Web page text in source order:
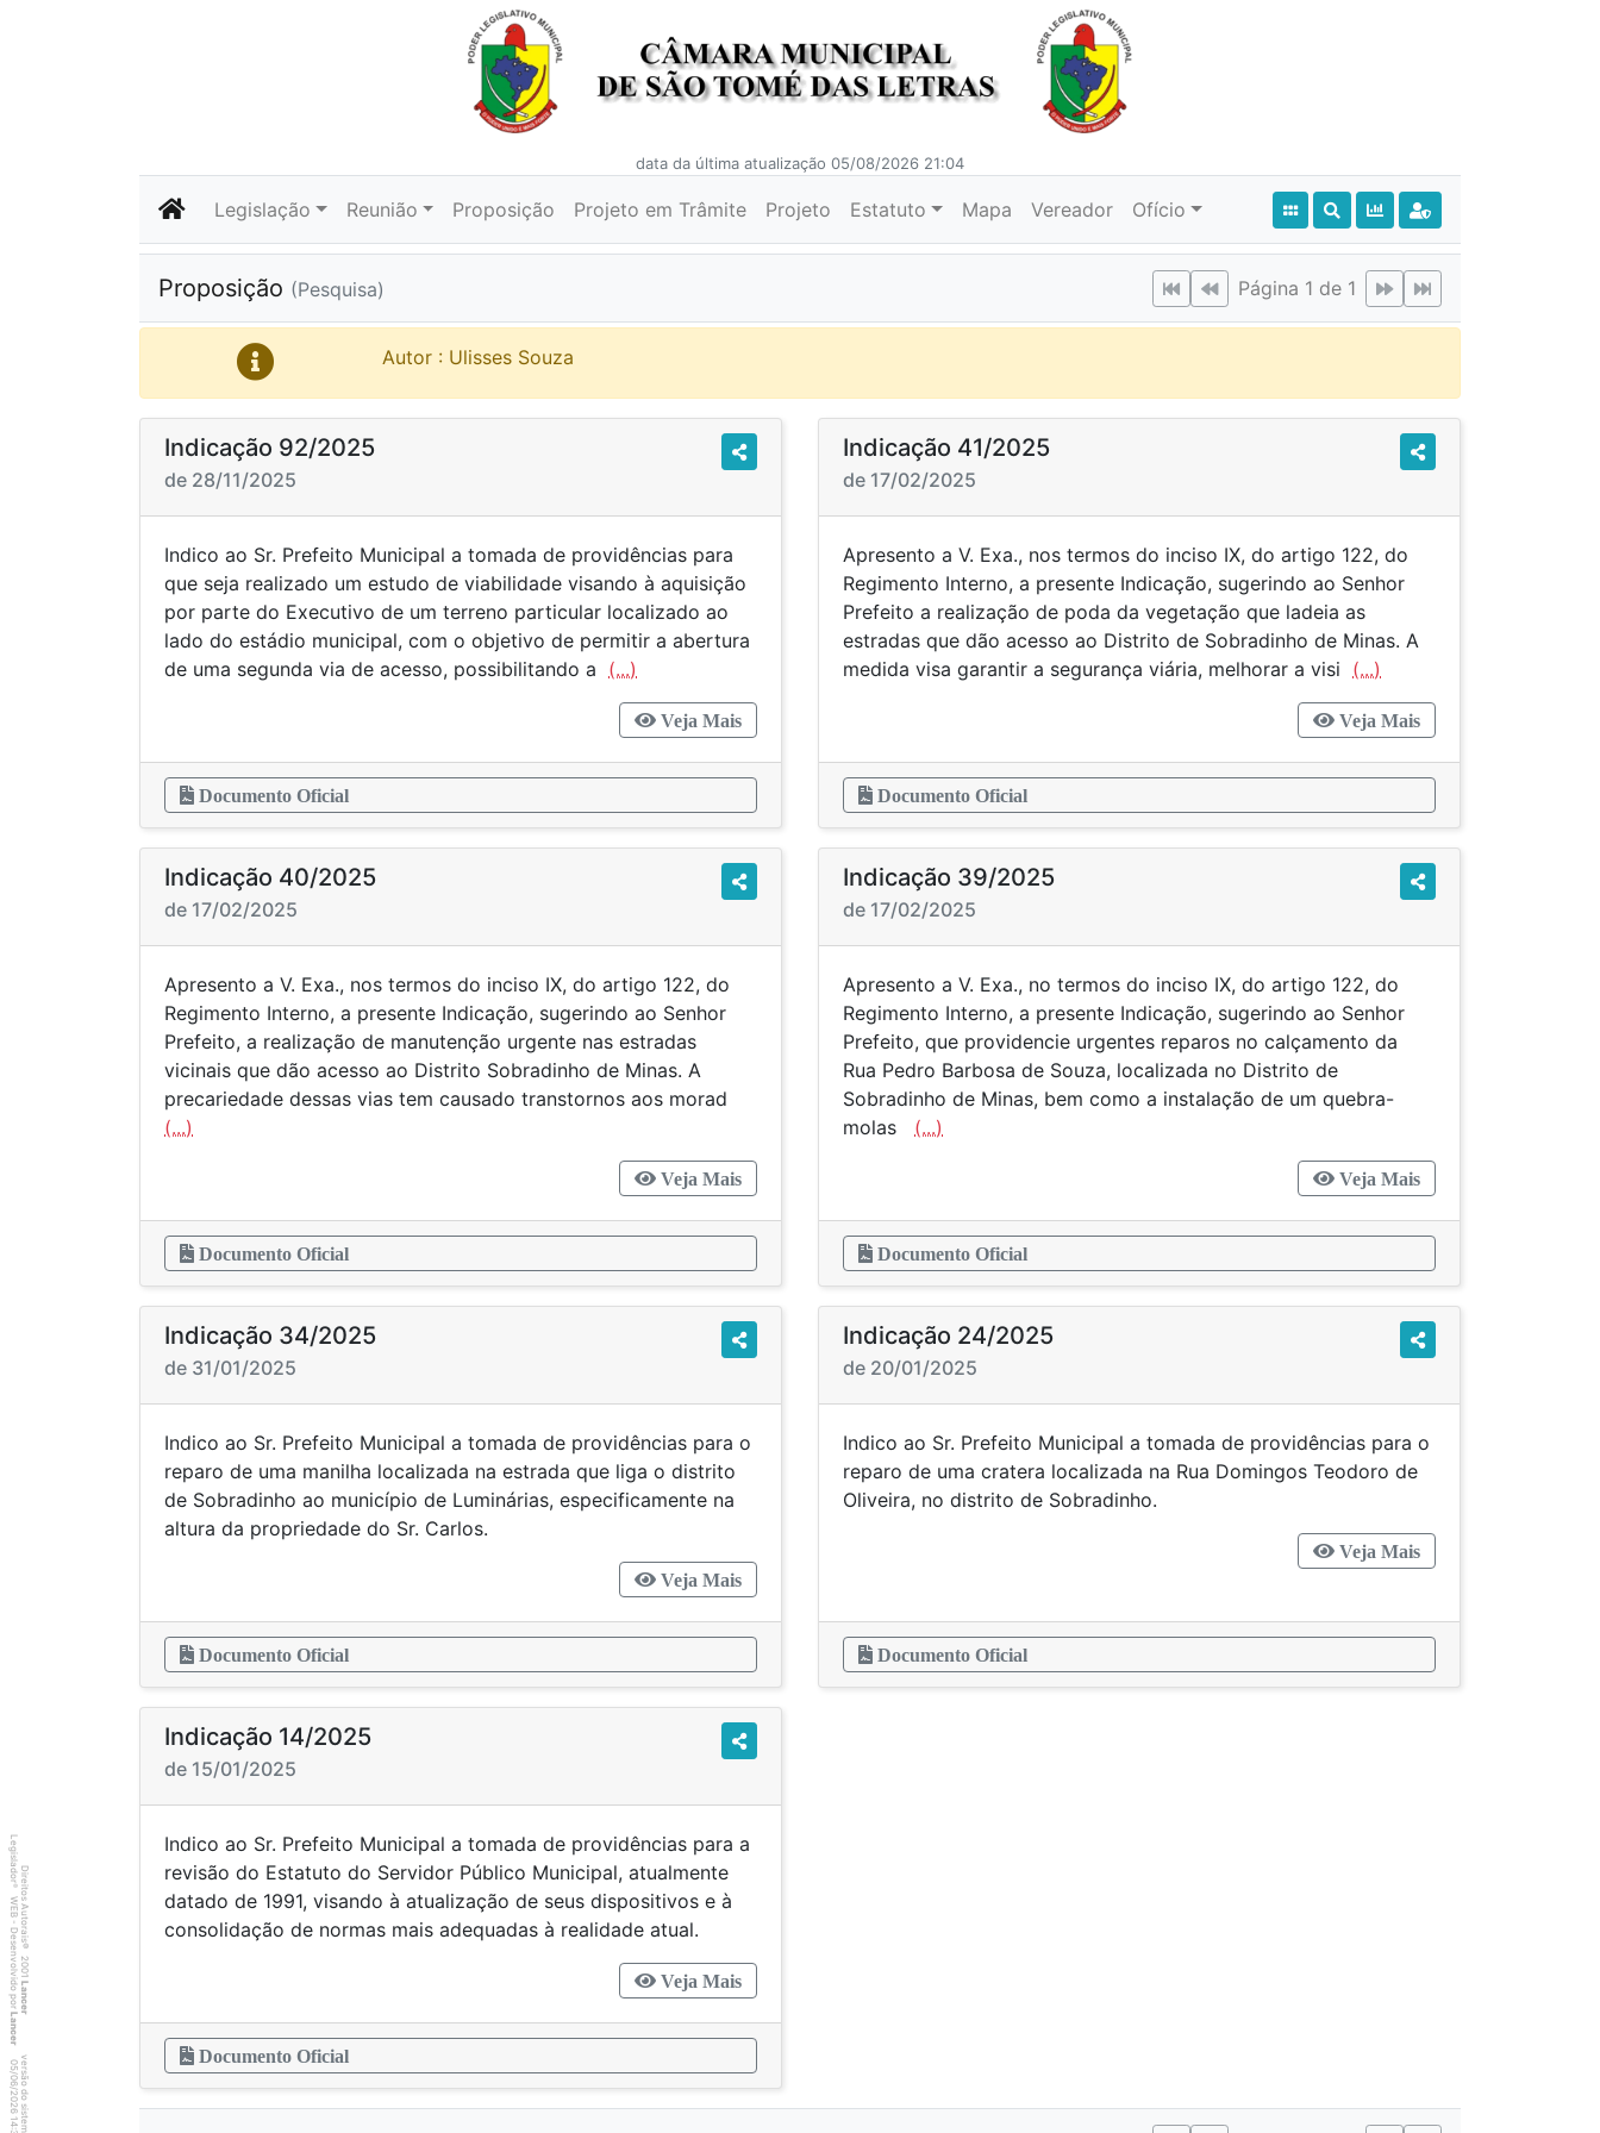
data da última atualização 05/08/2026 21:04
Legislação Reunião Proposição Projeto em Trâmite Projeto Estatuto Mapa Vereador Ofício
Proposição (Pesquisa) Página 1 de 1
Autor : Ulisses Souza
Indicação 92/2025
de 28/11/2025
Indico ao Sr. Prefeito Municipal a tomada de providências para
que seja realizado um estudo de viabilidade visando à aquisição
por parte do Executivo de um terreno particular localizado ao
lado do estádio municipal, com o objetivo de permitir a abertura
de uma segunda via de acesso, possibilitando a (...)
Veja Mais
Documento Oficial
Indicação 41/2025
de 17/02/2025
Apresento a V. Exa., nos termos do inciso IX, do artigo 122, do
Regimento Interno, a presente Indicação, sugerindo ao Senhor
Prefeito a realização de poda da vegetação que ladeia as
estradas que dão acesso ao Distrito de Sobradinho de Minas. A
medida visa garantir a segurança viária, melhorar a visi (...)
Veja Mais
Documento Oficial
Indicação 40/2025
de 17/02/2025
Apresento a V. Exa., nos termos do inciso IX, do artigo 122, do
Regimento Interno, a presente Indicação, sugerindo ao Senhor
Prefeito, a realização de manutenção urgente nas estradas
vicinais que dão acesso ao Distrito Sobradinho de Minas. A
precariedade dessas vias tem causado transtornos aos morad
(...)
Veja Mais
Documento Oficial
Indicação 39/2025
de 17/02/2025
Apresento a V. Exa., no termos do inciso IX, do artigo 122, do
Regimento Interno, a presente Indicação, sugerindo ao Senhor
Prefeito, que providencie urgentes reparos no calçamento da
Rua Pedro Barbosa de Souza, localizada no Distrito de
Sobradinho de Minas, bem como a instalação de um quebra-
molas (...)
Veja Mais
Documento Oficial
Indicação 34/2025
de 31/01/2025
Indico ao Sr. Prefeito Municipal a tomada de providências para o
reparo de uma manilha localizada na estrada que liga o distrito
de Sobradinho ao município de Luminárias, especificamente na
altura da propriedade do Sr. Carlos.
Veja Mais
Documento Oficial
Indicação 24/2025
de 20/01/2025
Indico ao Sr. Prefeito Municipal a tomada de providências para o
reparo de uma cratera localizada na Rua Domingos Teodoro de
Oliveira, no distrito de Sobradinho.
Veja Mais
Documento Oficial
Indicação 14/2025
de 15/01/2025
Indico ao Sr. Prefeito Municipal a tomada de providências para a
revisão do Estatuto do Servidor Público Municipal, atualmente
datado de 1991, visando à atualização de seus dispositivos e à
consolidação de normas mais adequadas à realidade atual.
Veja Mais
Documento Oficial
Direitos Autorais
©
2001
Lancer
Legislador
®
WEB - Desenvolvido por
Lancer
3
7
4
:3
9
0
5
/
0
6
/
2
0
2
6